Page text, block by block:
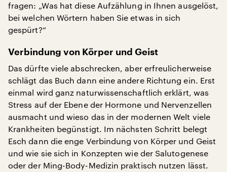
fragen: „Was hat diese Aufzählung in Ihnen ausgelöst,
bei welchen Wörtern haben Sie etwas in sich
gespürt?“
Verbindung von Körper und Geist
Das dürfte viele abschrecken, aber erfreulicherweise
schlägt das Buch dann eine andere Richtung ein. Erst
einmal wird ganz naturwissenschaftlich erklärt, was
Stress auf der Ebene der Hormone und Nervenzellen
ausmacht und wieso das in der modernen Welt viele
Krankheiten begünstigt. Im nächsten Schritt belegt
Esch dann die enge Verbindung von Körper und Geist
und wie sie sich in Konzepten wie der Salutogenese
oder der Ming-Body-Medizin praktisch nutzen lässt.